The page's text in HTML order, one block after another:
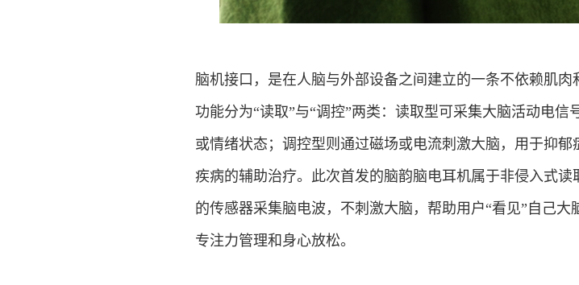
脑机接口，是在人脑与外部设备之间建立的一条不依赖肌
功能分为“读取”与“调控”两类：读取型可采集大脑活动电信
或情绪状态；调控型则通过磁场或电流刺激大脑，用于抑
疾病的辅助治疗。此次首发的脑韵脑电耳机属于非侵入式
的传感器采集脑电波，不刺激大脑，帮助用户“看见”自己
专注力管理和身心放松。